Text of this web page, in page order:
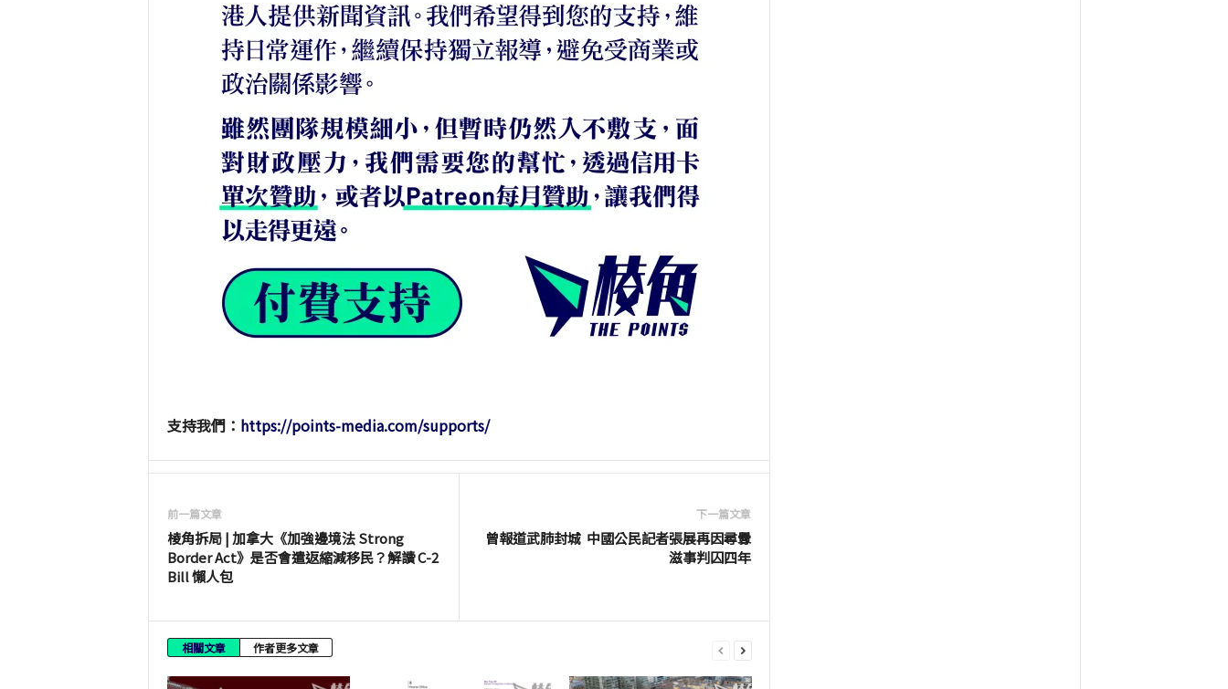
支持我們： https://points-media.com/supports/
前一篇文章
棱角拆局 | 加拿大《加強邊境法 Strong
Border Act》是否會遣返縮減移民？解讀 C-2
Bill 懶人包
下一篇文章
曾報道武肺封城 中國公民記者張展再因尋釁
滋事判囚四年
相關文章 作者更多文章